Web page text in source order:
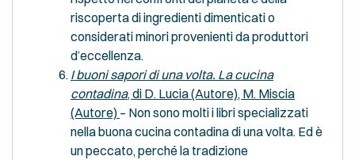
riscoperta di ingredienti dimenticati o
considerati minori provenienti da produttori
d’eccellenza.
I buoni sapori di una volta. La cucina
contadina, di D. Lucia (Autore), M. Miscia
(Autore) – Non sono molti i libri specializzati
nella buona cucina contadina di una volta. Ed è
un peccato, perché la tradizione